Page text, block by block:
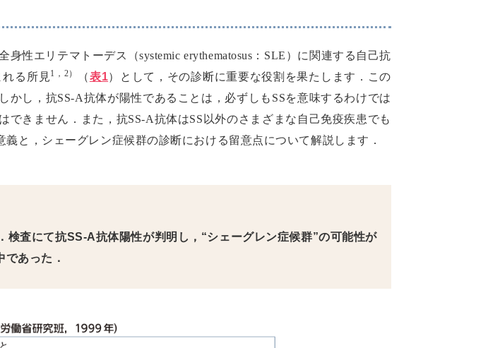
身性エリテマトーデス（systemic erythematosus：SLE）に関連する自己抗
る所見1，2） （表1）として，その診断に重要な役割を果たします．この
し，抗SS-A抗体が陽性であることは，必ずしもSSを意味するわけでは
きません．また，抗SS-A抗体はSS以外のさまざまな自己免疫疾患でも
と，シェーグレン症候群の診断における留意点について解説します．
査にて抗SS-A抗体陽性が判明し，“シェーグレン症候群”の可能性が
あった．